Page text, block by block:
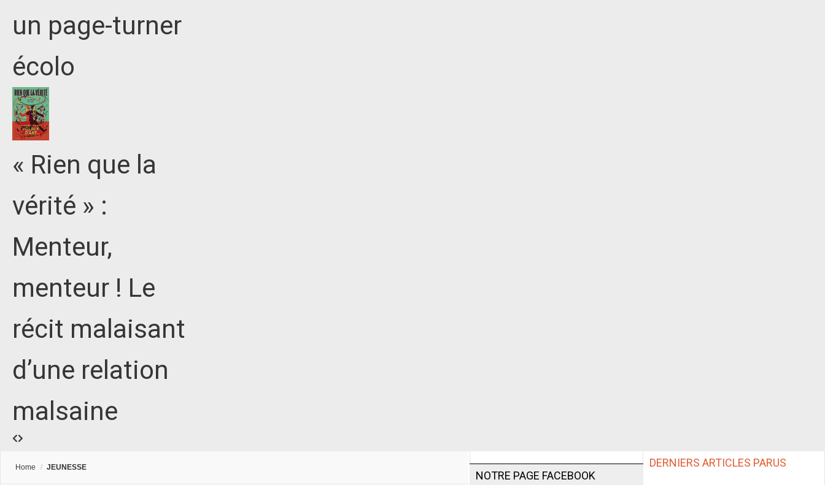
un page-turner
écolo
« Rien que la
vérité » :
Menteur,
menteur ! Le
récit malaisant
d’une relation
malsaine
Home / JEUNESSE
NOTRE PAGE FACEBOOK
DERNIERS ARTICLES PARUS